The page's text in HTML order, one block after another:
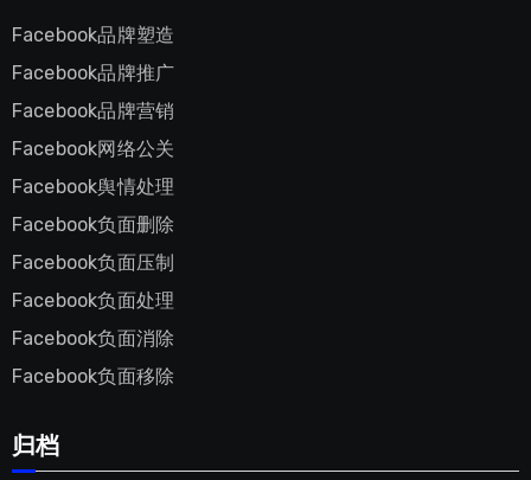
Facebook品牌塑造
Facebook品牌推广
Facebook品牌营销
Facebook网络公关
Facebook舆情处理
Facebook负面删除
Facebook负面压制
Facebook负面处理
Facebook负面消除
Facebook负面移除
归档